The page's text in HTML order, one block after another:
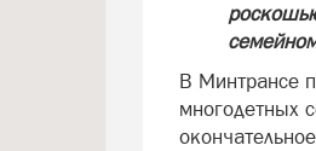
В Минтрансе
многодетных